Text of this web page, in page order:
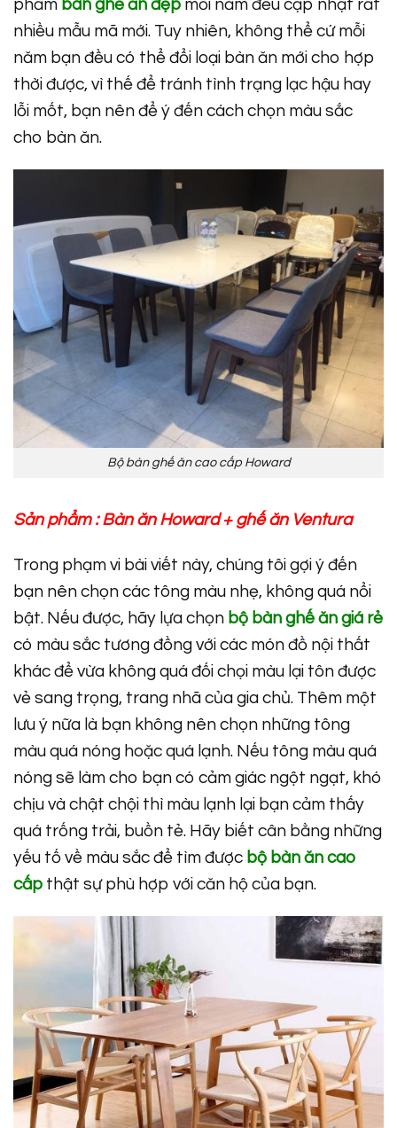
phẩm bàn ghế ăn đẹp mỗi năm đều cập nhật rất
nhiều mẫu mã mới. Tuy nhiên, không thể cứ mỗi
năm bạn đều có thể đổi loại bàn ăn mới cho hợp
thời được, vì thế để tránh tình trạng lạc hậu hay
lỗi mốt, bạn nên để ý đến cách chọn màu sắc
cho bàn ăn.
Bộ bàn ghế ăn cao cấp Howard
Sản phẩm :Bàn ăn Howard+ ghế ăn Ventura
Trong phạm vi bài viết này, chúng tôi gợi ý đến
bạn nên chọn các tông màu nhẹ, không quá nổi
bật. Nếu được, hãy lựa chọn bộ bàn ghế ăn giá rẻ
có màu sắc tương đồng với các món đồ nội thất
khác để vừa không quá đối chọi màu lại tôn được
vẻ sang trọng, trang nhã của gia chủ. Thêm một
lưu ý nữa là bạn không nên chọn những tông
màu quá nóng hoặc quá lạnh. Nếu tông màu quá
nóng sẽ làm cho bạn có cảm giác ngột ngạt, khó
chịu và chật chội thì màu lạnh lại bạn cảm thấy
quá trống trải, buồn tẻ. Hãy biết cân bằng những
yếu tố về màu sắc để tìm được bộ bàn ăn cao
cấp thật sự phù hợp với căn hộ của bạn.